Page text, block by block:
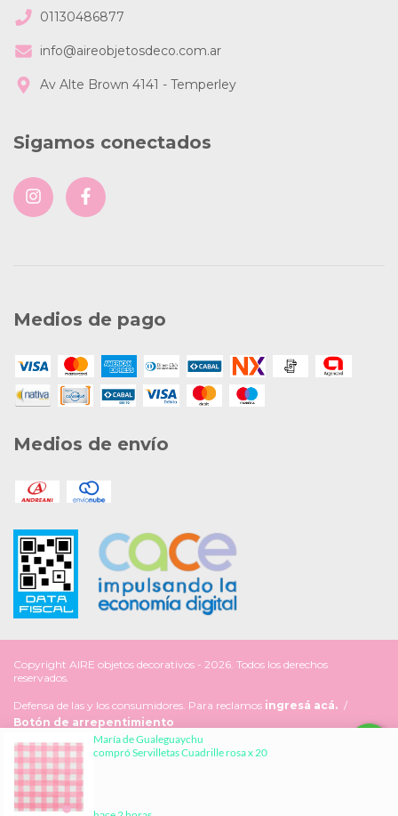
Al navegar por este sitio
agilizar tu experiencia de compra.
01130486877
info@aireobjetosdeco.com.ar
Av Alte Brown 4141 - Temperley
Sigamos conectados
Medios de pago
Medios de envío
Copyright AIRE objetos decorativos - 2026. Todos los derechos
reservados.
Defensa de las y los consumidores. Para reclamos ingresá acá. /
Botón de arrepentimiento